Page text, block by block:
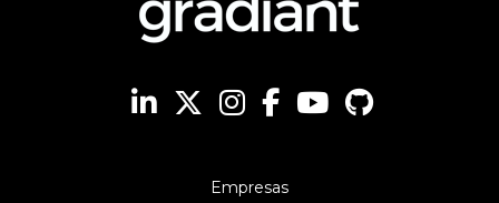
Empresas